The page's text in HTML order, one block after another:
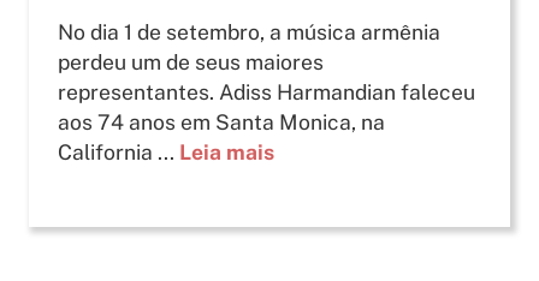
No dia 1 de setembro, a música armênia
perdeu um de seus maiores
representantes. Adiss Harmandian faleceu
aos 74 anos em Santa Monica, na
California ... Leia mais